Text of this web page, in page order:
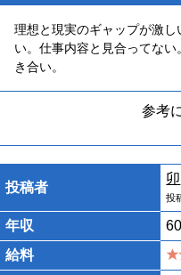
理想と現実のギャップが激
い。仕事内容と見合ってな
き合い。
参考
投稿者
卯
投
年収
給料